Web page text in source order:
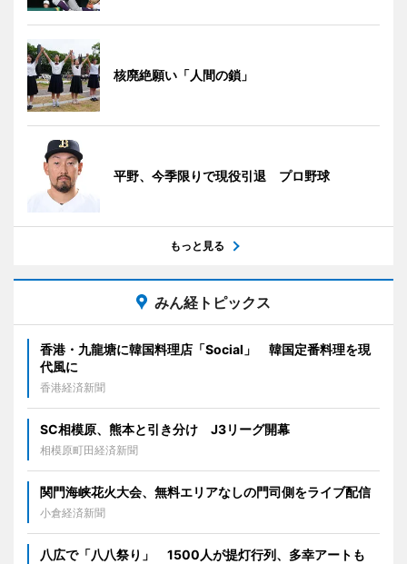
核廃絶願い「人間の鎖」
平野、今季限りで現役引退 プロ野球
もっと見る
みん経トピックス
香港・九龍塘に韓国料理店「Social」 韓国定番料理を現
代風に
香港経済新聞
SC相模原、熊本と引き分け J3リーグ開幕
相模原町田経済新聞
関門海峡花火大会、無料エリアなしの門司側をライブ配信
小倉経済新聞
八広で「八八祭り」 1500人が提灯行列、多幸アートも